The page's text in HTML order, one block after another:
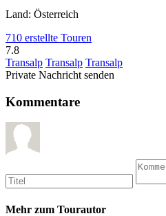
Land: Österreich
710 erstellte Touren
7.8
Transalp Transalp Transalp
Private Nachricht senden
Kommentare
Mehr zum Tourautor